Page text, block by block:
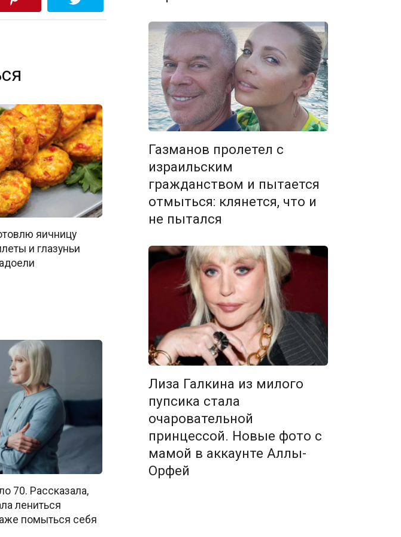
яичницу
и глазуньи
70. Рассказала,
лениться
помыться себя
Газманов пролетел с
израильским
гражданством и пытается
отмыться: клянется, что и
не пытался
Лиза Галкина из милого
пупсика стала
очаровательной
принцессой. Новые фото с
мамой в аккаунте Аллы-
Орфей